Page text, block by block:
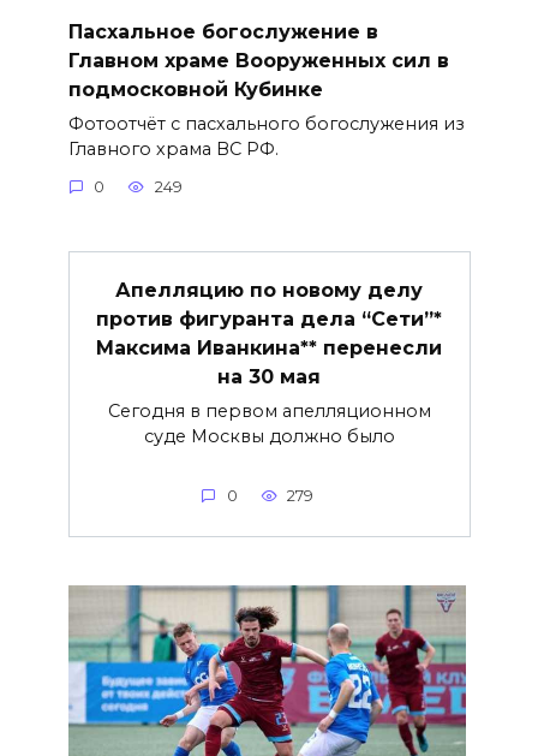
Пасхальное богослужение в
Главном храме Вооруженных сил в
подмосковной Кубинке
Фотоотчёт с пасхального богослужения из
Главного храма ВС РФ.
0 249
Апелляцию по новому делу
против фигуранта дела “Сети”*
Максима Иванкина** перенесли
на 30 мая
Сегодня в первом апелляционном
суде Москвы должно было
0 279